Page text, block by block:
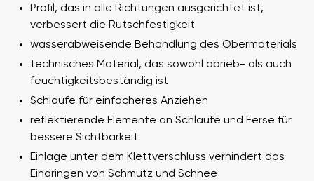
Profil, das in alle Richtungen ausgerichtet ist,
verbessert die Rutschfestigkeit
wasserabweisende Behandlung des Obermaterials
technisches Material, das sowohl abrieb- als auch
feuchtigkeitsbeständig ist
Schlaufe für einfacheres Anziehen
reflektierende Elemente an Schlaufe und Ferse für
bessere Sichtbarkeit
Einlage unter dem Klettverschluss verhindert das
Eindringen von Schmutz und Schnee